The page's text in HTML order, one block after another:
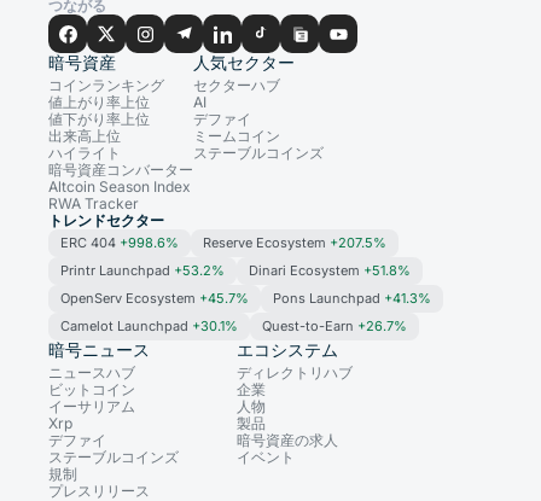
つながる
暗号資産
コインランキング
値上がり率上位
値下がり率上位
出来高上位
ハイライト
暗号資産コンバーター
Altcoin Season Index
RWA Tracker
人気セクター
セクターハブ
AI
デファイ
ミームコイン
ステーブルコインズ
トレンドセクター
ERC 404 +998.6% Reserve Ecosystem +207.5%
Printr Launchpad +53.2% Dinari Ecosystem +51.8%
OpenServ Ecosystem +45.7% Pons Launchpad +41.3%
Camelot Launchpad +30.1% Quest-to-Earn +26.7%
暗号ニュース
ニュースハブ
ビットコイン
イーサリアム
Xrp
デファイ
ステーブルコインズ
規制
プレスリリース
エコシステム
ディレクトリハブ
企業
人物
製品
暗号資産の求人
イベント